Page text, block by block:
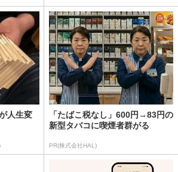
人生変
「たばこ税なし」600円→83円の
新型タバコに喫煙者群がる
PR(株式会社HAL)